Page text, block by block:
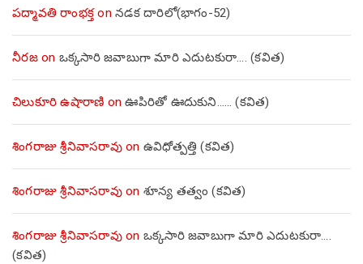
పద్మావతి రాంభక్తon నడక దారిలో(భాగం-52)
నీరజon ఒక్కసారి జవాబుగా మారి ఎదుటకురా…. (కవిత)
చిలుకూరి ఉషారాణి onఊపిరితో ఊదుకుని…… (కవిత)
శింగరాజు శ్రీనివాసరావుon ఉవిధోత్పత్తి (కవిత)
శింగరాజు శ్రీనివాసరావుon శూన్య తత్వం (కవిత)
శింగరాజు శ్రీనివాసరావుon ఒక్కసారి జవాబుగా మారి ఎదుటకురా….
(కవిత)